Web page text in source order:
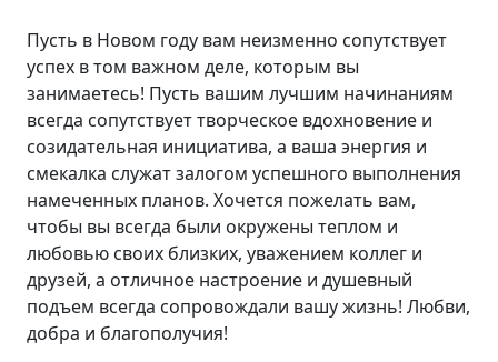
Пусть в Новом году вам неизменно сопутствует
успех в том важном деле, которым вы
занимаетесь! Пусть вашим лучшим начинаниям
всегда сопутствует творческое вдохновение и
созидательная инициатива, а ваша энергия и
смекалка служат залогом успешного выполнения
намеченных планов. Хочется пожелать вам,
чтобы вы всегда были окружены теплом и
любовью своих близких, уважением коллег и
друзей, а отличное настроение и душевный
подъем всегда сопровождали вашу жизнь! Любви,
добра и благополучия!